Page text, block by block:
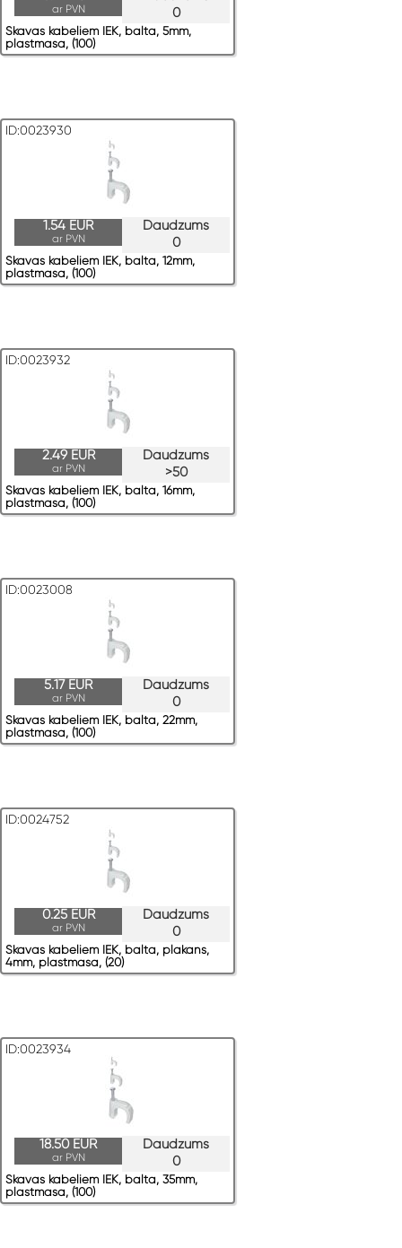
0
ar PVN
Skavas kabeļiem IEK, balta, 5mm,
plastmasa, (100)
ID:0023930
Daudzums
0
1.54 EUR
ar PVN
Skavas kabeļiem IEK, balta, 12mm,
plastmasa, (100)
ID:0023932
Daudzums
>50
2.49 EUR
ar PVN
Skavas kabeļiem IEK, balta, 16mm,
plastmasa, (100)
ID:0023008
Daudzums
0
5.17 EUR
ar PVN
Skavas kabeļiem IEK, balta, 22mm,
plastmasa, (100)
ID:0024752
Daudzums
0
0.25 EUR
ar PVN
Skavas kabeļiem IEK, balta, plakans,
4mm, plastmasa, (20)
ID:0023934
Daudzums
0
18.50 EUR
ar PVN
Skavas kabeļiem IEK, balta, 35mm,
plastmasa, (100)